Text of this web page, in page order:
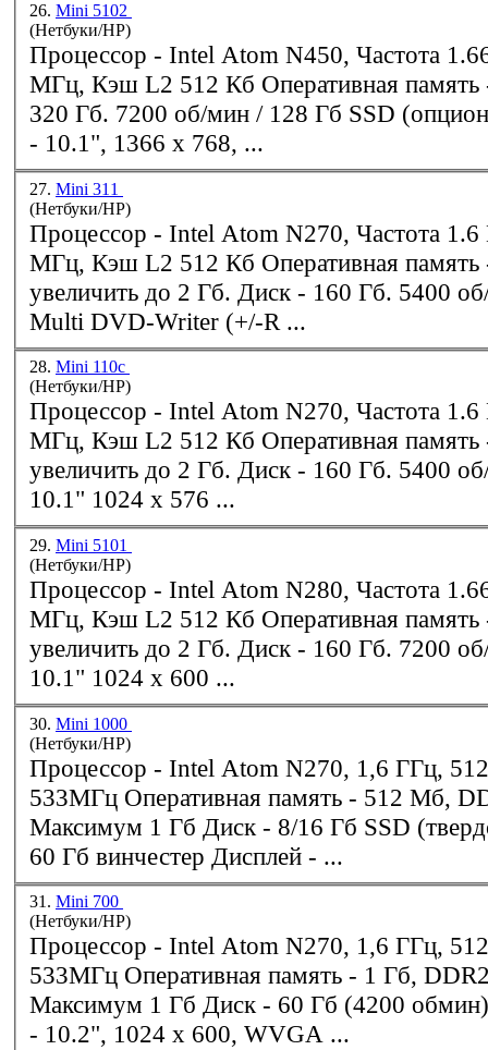
26. Mini 5102
(Нетбуки/HP)
Процессор - Intel Atom N450, Частота 1.66 ГГц, Шина 667
МГц, Кэш L2 512 Кб Оперативная память - 2 Гб Диск -
320 Гб. 7200 об/мин / 128 Гб SSD (опционально)
- 10.1", 1366 x 768, ...
27. Mini 311
(Нетбуки/HP)
Процессор - Intel Atom N270, Частота 1.6 ГГц, Шина 533
МГц, Кэш L2 512 Кб Оперативная память - 1 Гб, можно
увеличить до 2 Гб. Диск - 160 Гб. 5400 об/мин, Super
Multi DVD-Writer (+/-R ...
28. Mini 110c
(Нетбуки/HP)
Процессор - Intel Atom N270, Частота 1.6 ГГц, Шина 533
МГц, Кэш L2 512 Кб Оперативная память - 1 Гб, можно
увеличить до 2 Гб. Диск - 160 Гб. 5400 об/мин Дисплей -
10.1" 1024 x 576 ...
29. Mini 5101
(Нетбуки/HP)
Процессор - Intel Atom N280, Частота 1.66 ГГц, Шина 667
МГц, Кэш L2 512 Кб Оперативная память - 1 Гб, можно
увеличить до 2 Гб. Диск - 160 Гб. 7200 об/мин Дисплей -
10.1" 1024 x 600 ...
30. Mini 1000
(Нетбуки/HP)
Процессор - Intel Atom N270, 1,6 ГГц,
533МГц Оперативная память - 512 Мб, DDR2, 667МГц,
Максимум 1 Гб Диск - 8/16 Гб SSD (твердотельный) или
60 Гб винчестер Дисплей - ...
31. Mini 700
(Нетбуки/HP)
Процессор - Intel Atom N270, 1,6 ГГц,
533МГц Оперативная память - 1 Гб, DDR2, 667МГц,
Максимум 1 Гб Диск - 60 Гб (4200 обмин), SATA Дисплей
- 10.2", 1024 x 600, WVGA ...